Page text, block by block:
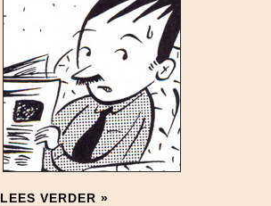
LEES VERDER »